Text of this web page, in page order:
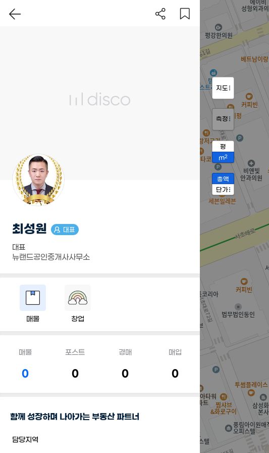
지도
측정
평
m2
총액
단가
최성원 대표
대표
뉴랜드공인중개사사무소
매물 창업
매물
0
포스트
0
경매
0
매입
0
함께 성장하며 나아가는 부동산 파트너
담당지역